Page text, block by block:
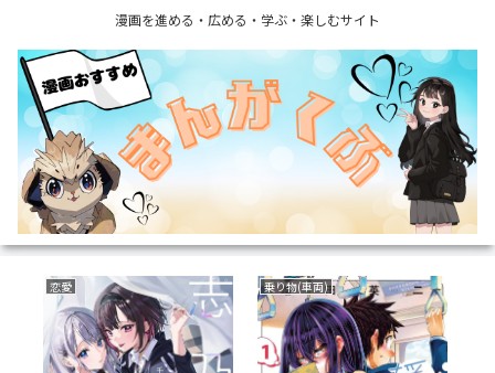
漫画を進める・広める・学ぶ・楽しむサイト
育児・子育て ミステリー